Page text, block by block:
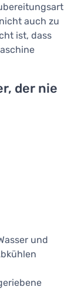
auch zu
ist, dass
der nie
und